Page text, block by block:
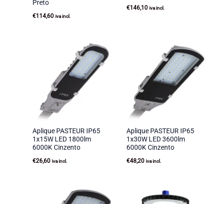
Preto
€114,60 iva incl.
€146,10 iva incl.
Aplique PASTEUR IP65
1x15W LED 1800lm
6000K Cinzento
€26,60 iva incl.
Aplique PASTEUR IP65
1x30W LED 3600lm
6000K Cinzento
€48,20 iva incl.